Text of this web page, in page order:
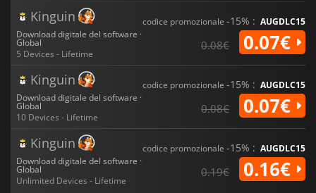
Kinguin
Download digitale del software ·
Global
5 Devices - Lifetime
codice promozionale -15% : AUGDLC15
0.08€ 0.07€
Kinguin
Download digitale del software ·
Global
10 Devices - Lifetime
codice promozionale -15% : AUGDLC15
0.08€ 0.07€
Kinguin
Download digitale del software ·
Global
Unlimited Devices - Lifetime
codice promozionale -15% : AUGDLC15
0.19€ 0.16€